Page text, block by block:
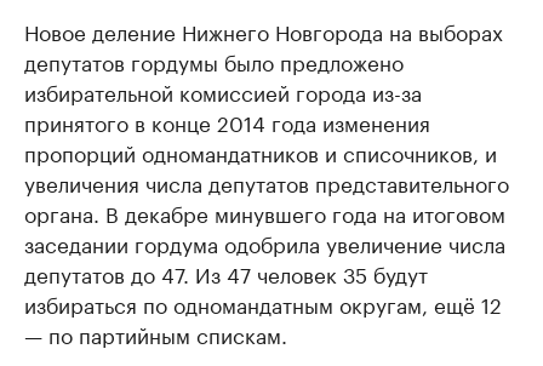
Новое деление Нижнего Новгорода на выборах
депутатов гордумы было предложено
избирательной комиссией города из-за
принятого в конце 2014 года изменения
пропорций одномандатников и списочников, и
увеличения числа депутатов представительного
органа. В декабре минувшего года на итоговом
заседании гордума одобрила увеличение числа
депутатов до 47. Из 47 человек 35 будут
избираться по одномандатным округам, ещё 12
— по партийным спискам.